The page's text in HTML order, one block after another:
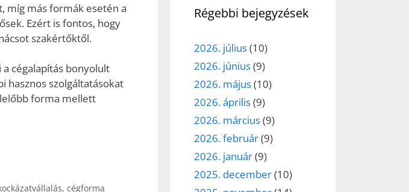
míg más formák esetén a
Ezért is fontos, hogy
szakértőktől.
a cégalapítás bonyolult
hasznos szolgáltatásokat
forma mellett
, cégforma
Régebbi bejegyzések
2026. július(10)
2026. június(9)
2026. május(10)
2026. április(9)
2026. március(9)
2026. február(9)
2026. január(9)
2025. december(10)